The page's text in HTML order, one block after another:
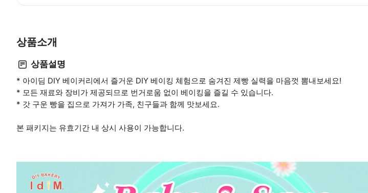
상품소개
상품설명
* 아이딤 DIY 베이커리에서 즐거운 DIY 베이킹 체험으로 숨겨진 제빵 실력을 마음껏 뽐내보세요!
* 모든 재료와 장비가 제공되므로 번거로움 없이 베이킹을 즐길 수 있습니다.
* 갓 구운 빵을 집으로 가져가 가족, 친구들과 함께 맛보세요.
본 패키지는 유효기간 내 상시 사용이 가능합니다.